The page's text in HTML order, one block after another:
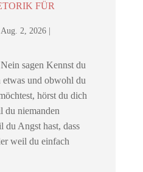
FÜR
Aug. 2, 2026|
sagen Kennst du
etwas und obwohl du
hörst du dich
du niemanden
du Angst hast, dass
weil du einfach